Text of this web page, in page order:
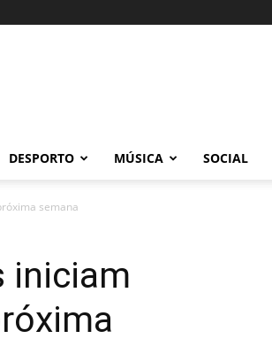
DESPORTO MÚSICA SOCIAL
semana
iniciam